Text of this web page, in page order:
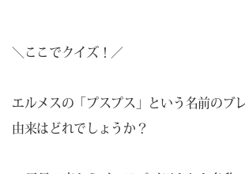
＼ここでクイズ！／
エルメスの「プスプス」という名前のブ
由来はどれでしょうか？